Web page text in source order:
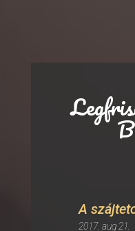
A
2017. aug 21.